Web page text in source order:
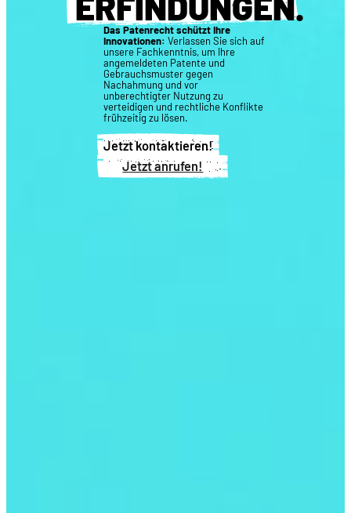
Das Patenrecht schützt Ihre
Innovationen: Verlassen Sie sich auf
unsere Fachkenntnis, um Ihre
angemeldeten Patente und
Gebrauchsmuster gegen
Nachahmung und vor
unberechtigter Nutzung zu
verteidigen und rechtliche Konflikte
frühzeitig zu lösen.
Jetzt kontaktieren!
Jetzt anrufen!